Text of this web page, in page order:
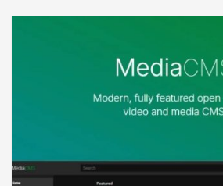
目录 本篇相关yml等文件下载链接：